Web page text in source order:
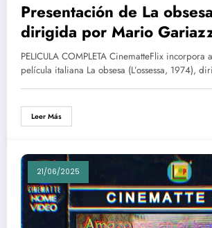
Presentación de La
dirigida por Mario
Estreno en CinematteFlix
PELICULA COMPLETA CinematteFlix incorpora
película italiana La obsesa (L’ossessa, 1974),
Leer Más
21/06/2025